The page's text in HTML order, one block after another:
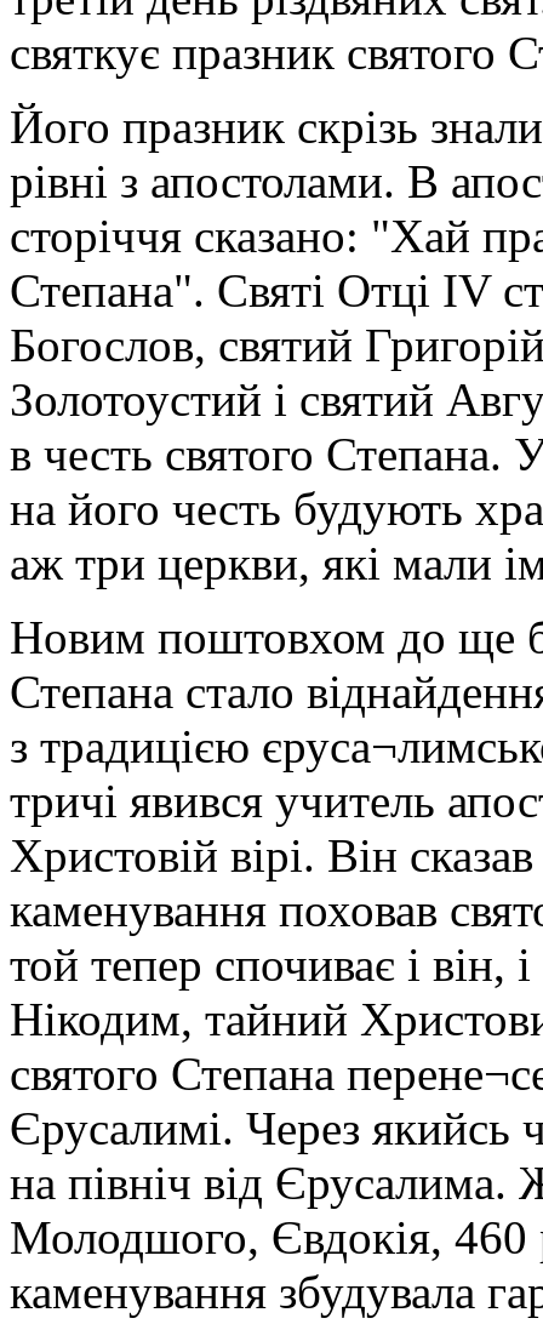
святкує празник святого
Його празник скрізь
рівні з апостолами. В
сторіччя сказано: "Хай
Степана". Святі Отці IV
Богослов, святий
Золотоустий і святий
в честь святого Степана.
на його честь будують
аж три церкви, які мали
Новим поштовхом до ще
Степана стало
з традицією
тричі явився учитель
Христовій вірі. Він
каменування поховав
той тепер спочиває і він,
Нікодим, тайний
святого Степана
Єрусалимі. Через якийсь
на північ від Єрусалима.
Молодшого, Євдокія, 460
каменування збудувала